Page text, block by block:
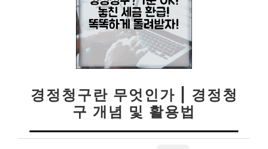
경정청구란 무엇인가 | 경정청
구 개념 및 활용법